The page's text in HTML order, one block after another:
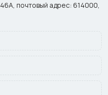
почтовый адрес: 614000,